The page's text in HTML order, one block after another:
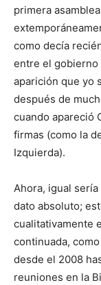
primera
como decía
entre el gobierno
aparición que yo
después de
cuando apareció
firmas (como la
Izquierda).
Ahora, igual
dato absoluto;
cualitativamente
continuada,
desde el 2008
reuniones en la